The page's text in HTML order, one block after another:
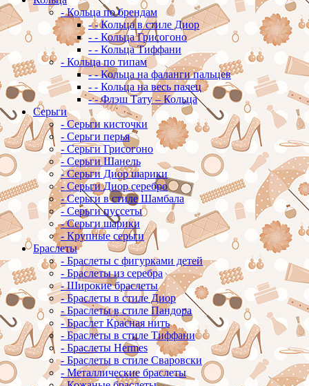
-Кольца по брендам
--Кольца в стиле Диор
- - Кольца Грисогоно
- - Кольца Тиффани
- Кольца по типам
--Кольца на фаланги пальцев
- - Кольца на весь палец
--Флэш Тату – Кольца
Серьги
-Серьги кисточки
- Серьги перья
- Серьги Грисогоно
- Серьги Шанель
-Серьги Диор шарики
-Серьги Диор серебро
-Серьги в стиле Шамбала
- Серьги пуссеты
-Серьги шарики
-Крупные серьги
Браслеты
- Браслеты с фигурками детей
- Браслеты из серебра
-Широкие браслеты
-Браслеты в стиле Диор
-Браслеты в стиле Пандора
-Браслет Красная нить
- Браслеты в стиле Тиффани
- Браслеты Hermes
- Браслеты в стиле Сваровски
- Металлические браслеты